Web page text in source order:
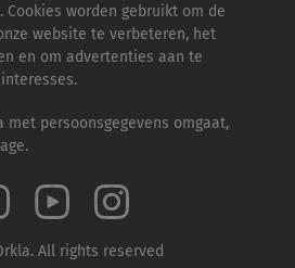
Cookies worden gebruikt om de
website te verbeteren, het
en om advertenties aan te
met persoonsgegevens omgaat,
All rights reserved